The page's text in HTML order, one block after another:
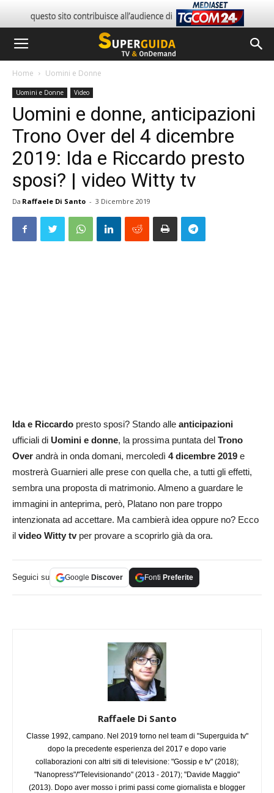
Home Uomini e Donne
Uomini e Donne Video
Uomini e donne, anticipazioni
Trono Over del 4 dicembre
2019: Ida e Riccardo presto
sposi? | video Witty tv
Da Raffaele Di Santo - 3 Dicembre 2019
Ida e Riccardo presto sposi? Stando alle anticipazioni
ufficiali di Uomini e donne, la prossima puntata del Trono
Over andrà in onda domani, mercoledì 4 dicembre 2019 e
mostrerà Guarnieri alle prese con quella che, a tutti gli effetti,
sembra una proposta di matrimonio. Almeno a guardare le
immagini in anteprima, però, Platano non pare troppo
intenzionata ad accettare. Ma cambierà idea oppure no? Ecco
il video Witty tvper provare a scoprirlo già da ora.
Seguici su Google Discover Fonti Preferite
Raffaele Di Santo
Classe 1992, campano. Nel 2019 torno nel team di "Superguida tv"
dopo la precedente esperienza del 2017 e dopo varie
collaborazioni con altri siti di televisione: "Gossip e tv" (2018);
"Nanopress"/"Televisionando" (2013 - 2017); "Davide Maggio"
(2013). Dopo aver mosso i primi passi come giornalista e blogger